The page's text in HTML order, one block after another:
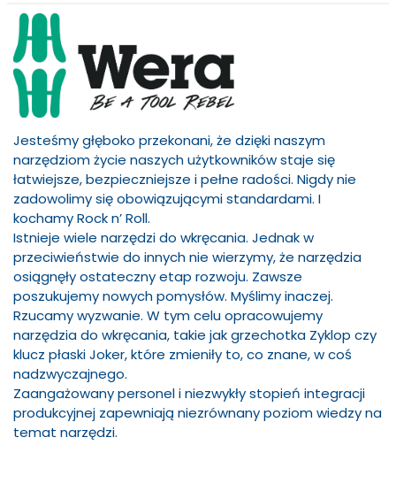
Jesteśmy głęboko przekonani, że dzięki naszym
narzędziom życie naszych użytkowników staje się
łatwiejsze, bezpieczniejsze i pełne radości. Nigdy nie
zadowolimy się obowiązującymi standardami. I
kochamy Rock n’ Roll.
Istnieje wiele narzędzi do wkręcania. Jednak w
przeciwieństwie do innych nie wierzymy, że narzędzia
osiągnęły ostateczny etap rozwoju. Zawsze
poszukujemy nowych pomysłów. Myślimy inaczej.
Rzucamy wyzwanie. W tym celu opracowujemy
narzędzia do wkręcania, takie jak grzechotka Zyklop czy
klucz płaski Joker, które zmieniły to, co znane, w coś
nadzwyczajnego.
Zaangażowany personel i niezwykły stopień integracji
produkcyjnej zapewniają niezrównany poziom wiedzy na
temat narzędzi.